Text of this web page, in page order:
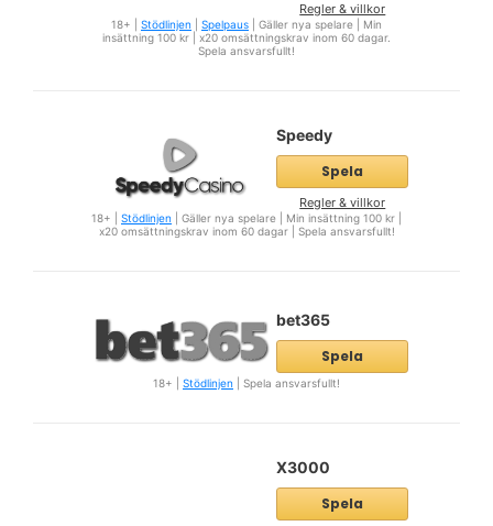
Regler & villkor
18+ | Stödlinjen Spelpaus | Gäller nya spelare | Min
insättning 100 kr | x20 omsättningskrav inom 60 dagar.
Spela ansvarsfullt!
Speedy
Spela
Regler & villkor
18+ | Stödlinjen | Gäller nya spelare | Min insättning 100 kr |
x20 omsättningskrav inom 60 dagar | Spela ansvarsfullt!
bet365
Spela
18+ | Stödlinjen | Spela ansvarsfullt!
X3000
Spela